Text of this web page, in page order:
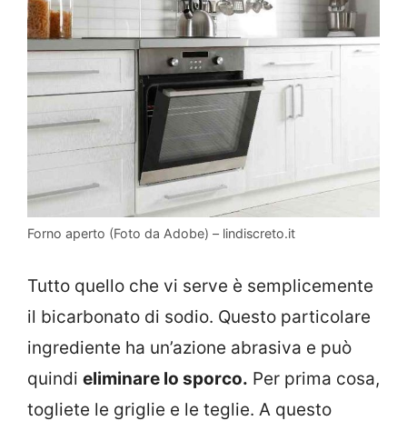
Forno aperto (Foto da Adobe) – lindiscreto.it
Tutto quello che vi serve è semplicemente
il bicarbonato di sodio. Questo particolare
ingrediente ha un’azione abrasiva e può
quindi eliminare lo sporco. Per prima cosa,
togliete le griglie e le teglie. A questo